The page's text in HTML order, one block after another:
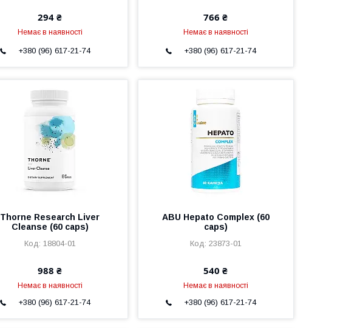
294 ₴
Немає в наявності
+380 (96) 617-21-74
766 ₴
Немає в наявності
+380 (96) 617-21-74
Thorne Research Liver
Cleanse (60 caps)
18804-01
988 ₴
Немає в наявності
+380 (96) 617-21-74
ABU Hepato Complex (60
caps)
23873-01
540 ₴
Немає в наявності
+380 (96) 617-21-74